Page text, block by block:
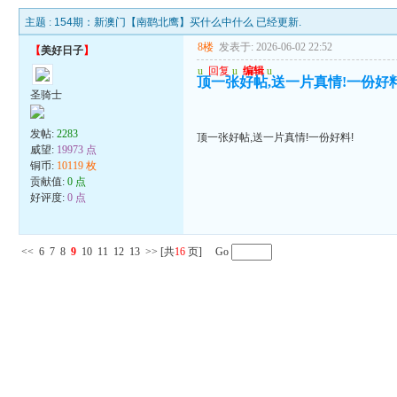
主题 : 154期：新澳门【南鹞北鹰】买什么中什么 已经更新.
【美好日子】
圣骑士
发帖:2283
威望: 19973 点
铜币: 10119 枚
贡献值:0 点
好评度:0 点
8楼 发表于: 2026-06-02 22:52
u 回复 u 编辑 u
顶一张好帖,送一片真情!一份好
顶一张好帖,送一片真情!一份好料!
<< 6 7 8 9 10 11 12 13 >> [共16 页] Go